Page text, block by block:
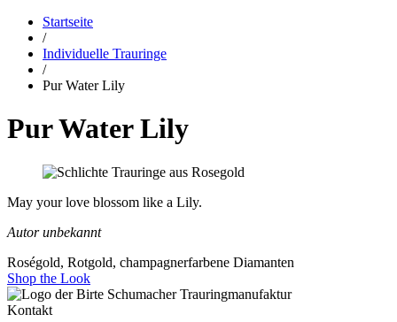
Startseite
/
Individuelle Trauringe
/
Pur Water Lily
Pur Water Lily
May your love blossom like a Lily.
Autor unbekannt
Roségold, Rotgold, champagnerfarbene Diamanten
Shop the Look
Kontakt